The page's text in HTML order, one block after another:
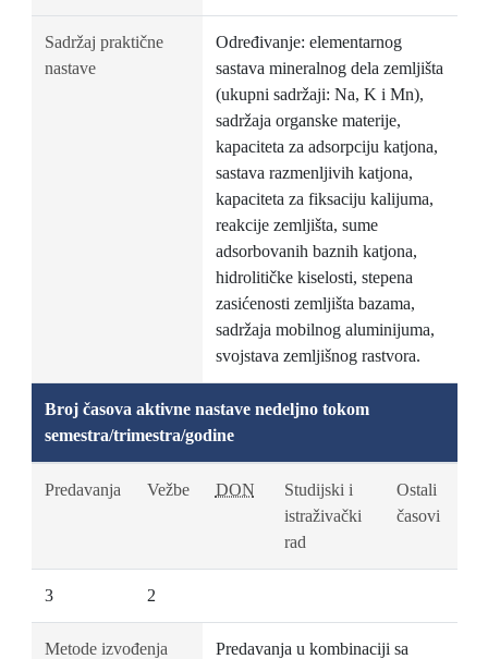
Sadržaj praktične
nastave
Određivanje: elementarnog
sastava mineralnog dela zemljišta
(ukupni sadržaji: Na, K i Mn),
sadržaja organske materije,
kapaciteta za adsorpciju katjona,
sastava razmenljivih katjona,
kapaciteta za fiksaciju kalijuma,
reakcije zemljišta, sume
adsorbovanih baznih katjona,
hidrolitičke kiselosti, stepena
zasićenosti zemljišta bazama,
sadržaja mobilnog aluminijuma,
svojstava zemljišnog rastvora.
Broj časova aktivne nastave nedeljno tokom
semestra/trimestra/godine
Predavanja Vežbe DON
Studijski i
istraživački
rad
Ostali
časovi
3 2
Metode izvođenja
Predavanja u kombinaciji sa